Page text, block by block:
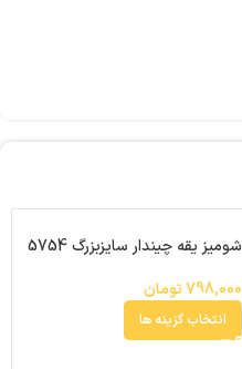
شومیز یقه چیندار سایزبزرگ 5754
798,000تومان
انتخاب گزینه ها